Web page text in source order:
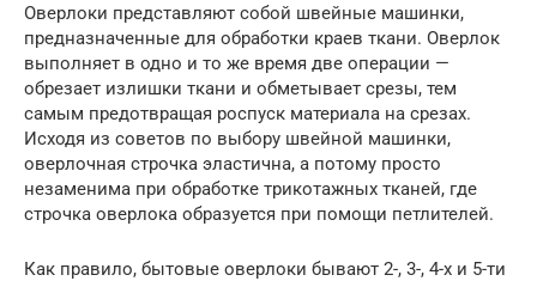
Оверлоки представляют собой швейные машинки,
предназначенные для обработки краев ткани. Оверлок
выполняет в одно и то же время две операции —
обрезает излишки ткани и обметывает срезы, тем
самым предотвращая роспуск материала на срезах.
Исходя из советов по выбору швейной машинки,
оверлочная строчка эластична, а потому просто
незаменима при обработке трикотажных тканей, где
строчка оверлока образуется при помощи петлителей.
Как правило, бытовые оверлоки бывают 2-, 3-, 4-х и 5-ти